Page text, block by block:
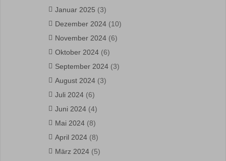
Januar 2025 (3)
Dezember 2024 (10)
November 2024 (6)
Oktober 2024 (6)
September 2024 (3)
August 2024 (3)
Juli 2024 (6)
Juni 2024 (4)
Mai 2024 (8)
April 2024 (8)
März 2024 (5)